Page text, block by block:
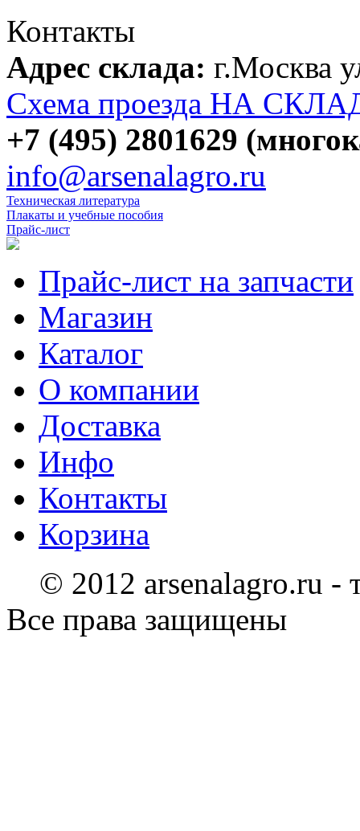
Контакты
Адрес склада: г.Москва
Схема проезда НА
+7 (495) 2801629
info@arsenalagro.ru
Техническая литература
Плакаты и учебные пособия
Прайс-лист
Прайс-лист на запчасти
Магазин
Каталог
О компании
Доставка
Инфо
Контакты
Корзина
© 2012 arsenalagro.ru -
Все права защищены